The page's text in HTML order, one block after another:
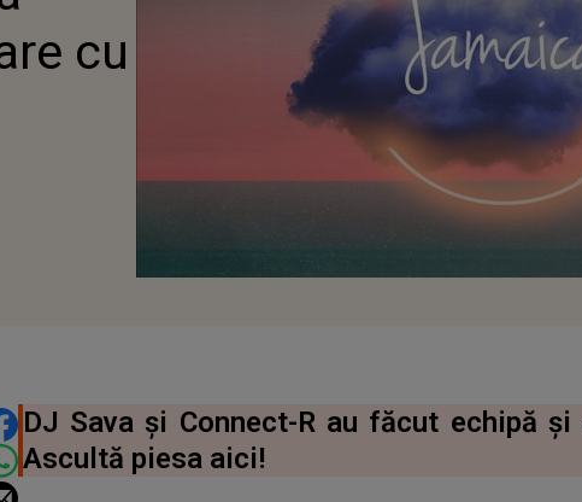
cu
ARTICOLUL
DJ Sava și Connect-R au făcut echipă și
Ascultă piesa aici!